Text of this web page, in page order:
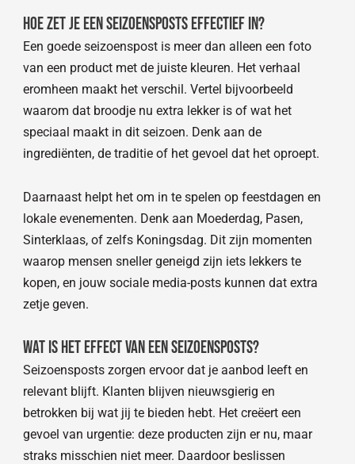
Hoe zet je een seizoensposts effectief in?
Een goede seizoenspost is meer dan alleen een foto
van een product met de juiste kleuren. Het verhaal
eromheen maakt het verschil. Vertel bijvoorbeeld
waarom dat broodje nu extra lekker is of wat het
speciaal maakt in dit seizoen. Denk aan de
ingrediënten, de traditie of het gevoel dat het oproept.
Daarnaast helpt het om in te spelen op feestdagen en
lokale evenementen. Denk aan Moederdag, Pasen,
Sinterklaas, of zelfs Koningsdag. Dit zijn momenten
waarop mensen sneller geneigd zijn iets lekkers te
kopen, en jouw sociale media-posts kunnen dat extra
zetje geven.
Wat is het effect van een seizoensposts?
Seizoensposts zorgen ervoor dat je aanbod leeft en
relevant blijft. Klanten blijven nieuwsgierig en
betrokken bij wat jij te bieden hebt. Het creëert een
gevoel van urgentie: deze producten zijn er nu, maar
straks misschien niet meer. Daardoor beslissen